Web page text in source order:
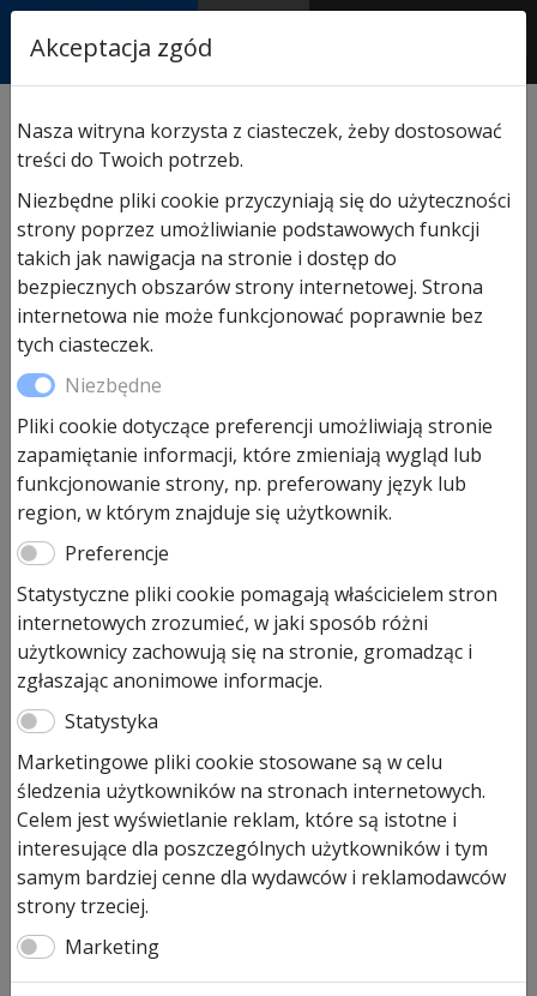
AUTORYZOWANY
PARTNER & SERWIS
garażowych/ Płyta sterująca SupraMatic E seria II
Płyta sterująca SupraMatic E
seria II
398,66zł
Brak w magazynie
Kompletna płyta główna sterująca do napędów z serii
SupraMatic E seria II
Uwaga:
proszę pytać o dostępność przed zamówieniem
SKU:plyta SupraMatic E seria II
Informacje dodatkowe
Informacje dodatkowe
Waga
Akceptacja zgód
Nasza witryna korzysta z ciasteczek, żeby dostosować
treści do Twoich potrzeb.
Niezbędne pliki cookie przyczyniają się do użyteczności
strony poprzez umożliwianie podstawowych funkcji
takich jak nawigacja na stronie i dostęp do
bezpiecznych obszarów strony internetowej. Strona
internetowa nie może funkcjonować poprawnie bez
tych ciasteczek.
Niezbędne
Pliki cookie dotyczące preferencji umożliwiają stronie
zapamiętanie informacji, które zmieniają wygląd lub
funkcjonowanie strony, np. preferowany język lub
region, w którym znajduje się użytkownik.
Preferencje
Statystyczne pliki cookie pomagają właścicielem stron
internetowych zrozumieć, w jaki sposób różni
użytkownicy zachowują się na stronie, gromadząc i
zgłaszając anonimowe informacje.
Statystyka
Marketingowe pliki cookie stosowane są w celu
śledzenia użytkowników na stronach internetowych.
Celem jest wyświetlanie reklam, które są istotne i
interesujące dla poszczególnych użytkowników i tym
samym bardziej cenne dla wydawców i reklamodawców
strony trzeciej.
Marketing